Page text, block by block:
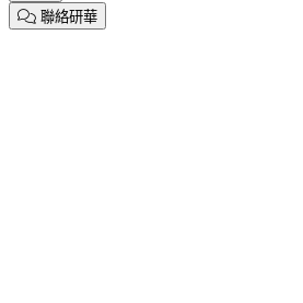
聯絡研華